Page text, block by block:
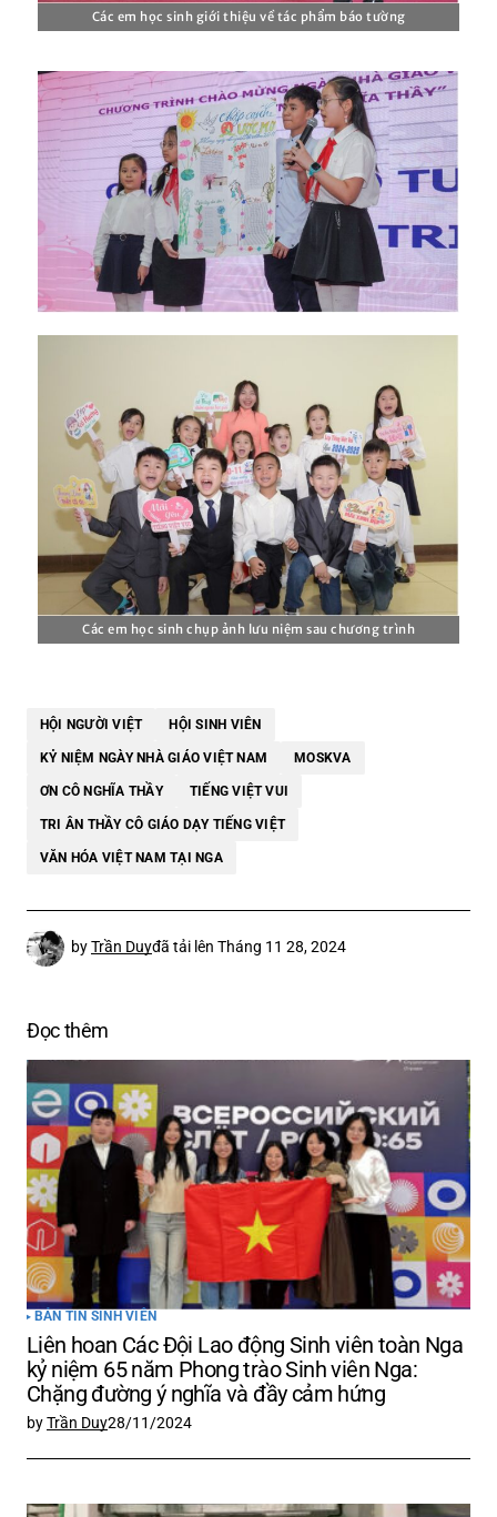
Các em học sinh giới thiệu về tác phẩm báo tường
Các em học sinh chụp ảnh lưu niệm sau chương trình
HỘI NGƯỜI VIỆT HỘI SINH VIÊN
KỶ NIỆM NGÀY NHÀ GIÁO VIỆT NAM MOSKVA
ƠN CÔ NGHĨA THẦY TIẾNG VIỆT VUI
TRI ÂN THẦY CÔ GIÁO DẠY TIẾNG VIỆT
VĂN HÓA VIỆT NAM TẠI NGA
byTrần Duyđã tải lên Tháng 11 28, 2024
Đọc thêm
BẢN TIN SINH VIÊN
Liên hoan Các Đội Lao động Sinh viên toàn Nga
kỷ niệm 65 năm Phong trào Sinh viên Nga:
Chặng đường ý nghĩa và đầy cảm hứng
byTrần Duy28/11/2024